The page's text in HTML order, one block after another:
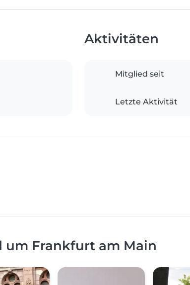
Aktivitäten
Mitglied seit
Letzte Aktivität
um Frankfurt am Main